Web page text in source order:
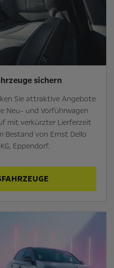
sichern
Sie attraktive Angebote
Neu- und Vorführwagen
mit verkürzter Lierferzeit
Bestand von Ernst Dello
Eppendorf.